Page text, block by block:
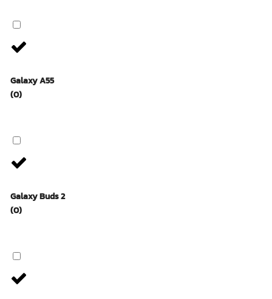
Galaxy A55
(0)
Galaxy Buds 2
(0)